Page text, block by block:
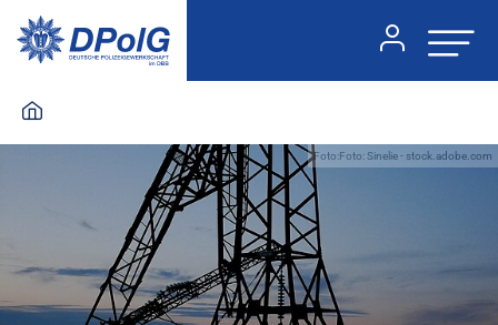
Foto:Foto: Sinelie - stock.adobe.com